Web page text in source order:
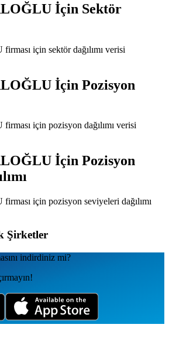
İçin Sektör
firması için sektör dağılımı verisi
İçin Pozisyon
firması için pozisyon dağılımı verisi
İçin Pozisyon
firması için pozisyon seviyeleri dağılımı
Şirketler
indirdiniz mi?